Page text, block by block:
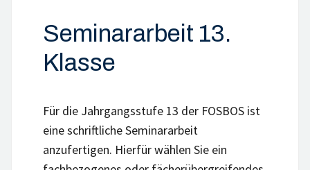
Seminararbeit 13.
Klasse
Für die Jahrgangsstufe 13 der FOSBOS ist
eine schriftliche Seminararbeit
anzufertigen. Hierfür wählen Sie ein